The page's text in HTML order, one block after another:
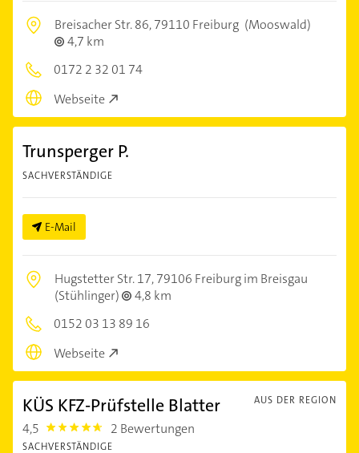
Breisacher Str. 86,79110 Freiburg (Mooswald)
4,7 km
0172 2 32 01 74
Webseite
Trunsperger P.
SACHVERSTÄNDIGE
E-Mail
Hugstetter Str. 17,79106 Freiburg im Breisgau
(Stühlinger)
4,8 km
0152 03 13 89 16
Webseite
AUS DER REGION
KÜS KFZ-Prüfstelle Blatter
4,5 4.5 2 Bewertungen
SACHVERSTÄNDIGE